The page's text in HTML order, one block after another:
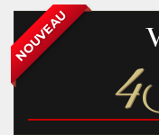
NOUVEAU
4